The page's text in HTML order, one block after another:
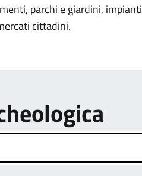
parchi e giardini, impianti
cittadini.